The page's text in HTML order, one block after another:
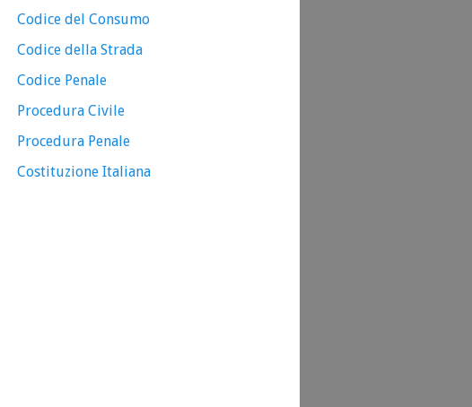
Codice del Consumo
Codice della Strada
Codice Penale
Procedura Civile
Procedura Penale
Costituzione Italiana